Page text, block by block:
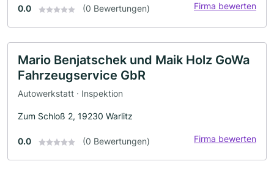
0.0 (0 Bewertungen) Firma bewerten
Mario Benjatschek und Maik Holz GoWa
Fahrzeugservice GbR
Autowerkstatt · Inspektion
Zum Schloß 2, 19230 Warlitz
0.0 (0 Bewertungen) Firma bewerten